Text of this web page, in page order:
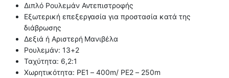
Διπλό Ρουλεμάν Αντεπιστροφής
Εξωτερική επεξεργασία για προστασία κατά της
διάβρωσης
Δεξιά ή Αριστερή Μανιβέλα
Ρουλεμάν: 13+2
Ταχύτητα: 6,2:1
Χωρητικότητα: PE1 – 400m/ PE2 – 250m